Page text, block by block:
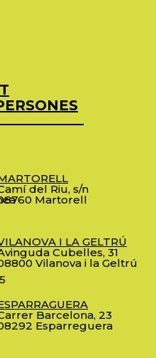
del Riu, s/n
Martorell
I LA GELTRÚ
Cubelles, 31
Vilanova i la Geltrú
Barcelona, 23
Esparreguera